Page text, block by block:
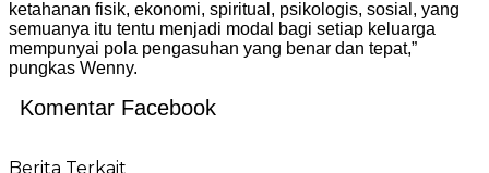
ketahanan fisik, ekonomi, spiritual, psikologis, sosial, yang
semuanya itu tentu menjadi modal bagi setiap keluarga
mempunyai pola pengasuhan yang benar dan tepat,”
pungkas Wenny.
Komentar Facebook
Berita Terkait